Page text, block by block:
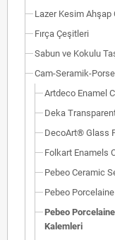
Lazer Kesim Ahşap
Fırça Çeşitleri
Sabun ve Kokulu
Cam-Seramik-
Artdeco Enamel
Deka
DecoArt® Glass
Folkart Enamels
Pebeo Ceramic
Pebeo Porcelaine
Pebeo
Kalemleri